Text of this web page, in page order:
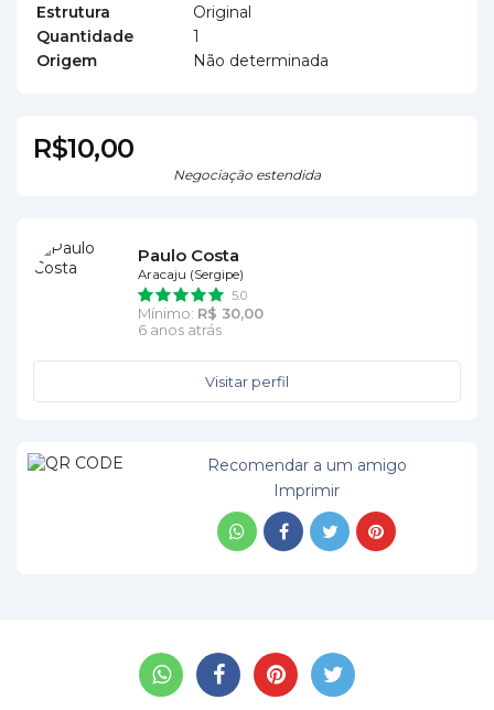
Estrutura
Original
Quantidade
1
Origem
Não determinada
R$10,00
Negociação estendida
Paulo Costa
Aracaju (Sergipe)
5.0
Mínimo: R$ 30,00
6 anos atrás
Visitar perfil
Recomendar a um amigo
Imprimir